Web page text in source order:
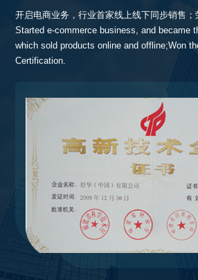
开启电商业务，行业首家线上线下同步销售
Started e-commerce business, and became
which sold products online and offline;Won
Certification.